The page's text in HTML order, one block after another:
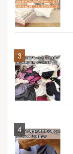
3
4